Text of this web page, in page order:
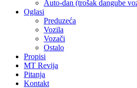
Auto-dan (trošak dangube
Oglasi
Preduzeća
Vozila
Vozači
Ostalo
Propisi
MT Revija
Pitanja
Kontakt